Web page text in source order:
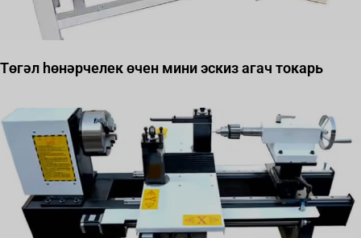
Төгәл һөнәрчелек өчен мини эскиз агач токарь